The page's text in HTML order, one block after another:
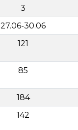
3
27.06-30.06
121
85
184
142